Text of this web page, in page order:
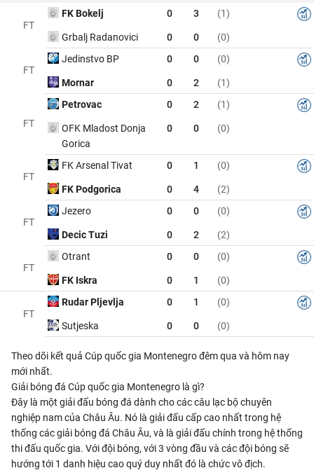
FT
FK Bokelj 0 3 (1)
Grbalj Radanovici 0 0 (0)
FT
Jedinstvo BP 0 0 (0)
Mornar 0 2 (1)
FT
Petrovac 0 2 (1)
OFK Mladost Donja
Gorica
0 0 (0)
FT
FK Arsenal Tivat 0 1 (0)
FK Podgorica 0 4 (2)
FT
Jezero 0 0 (0)
Decic Tuzi 0 2 (2)
FT
Otrant 0 0 (0)
FK Iskra 0 1 (0)
FT
Rudar Pljevlja 0 1 (0)
Sutjeska 0 0 (0)
Theo dõi kết quả Cúp quốc gia Montenegro đêm qua và hôm nay
mới nhất.
Giải bóng đá Cúp quốc gia Montenegro là gì?
Đây là một giải đấu bóng đá dành cho các câu lạc bộ chuyên
nghiệp nam của Châu Âu. Nó là giải đấu cấp cao nhất trong hệ
thống các giải bóng đá Châu Âu, và là giải đấu chính trong hệ thống
thi đấu quốc gia. Với đội bóng, với 3 vòng đầu và các đội bóng sẽ
hướng tới 1 danh hiệu cao quý duy nhất đó là chức vô địch.